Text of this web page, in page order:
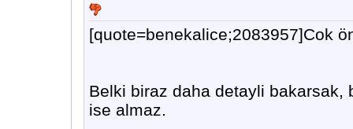
[quote=benekalice;2083957]Cok
Belki biraz daha detayli
ise almaz.